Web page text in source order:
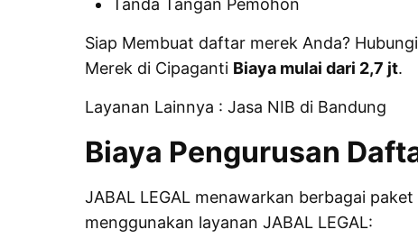
Tanda Tangan Pemohon
Siap Membuat daftar merek Anda?
Merek di Cipaganti Biaya mulai dari 2,7 jt.
Layanan Lainnya : Jasa NIB di Bandung
Biaya Pengurusan
JABAL LEGALmenawarkan berbagai paket
menggunakan layanan JABAL LEGAL: